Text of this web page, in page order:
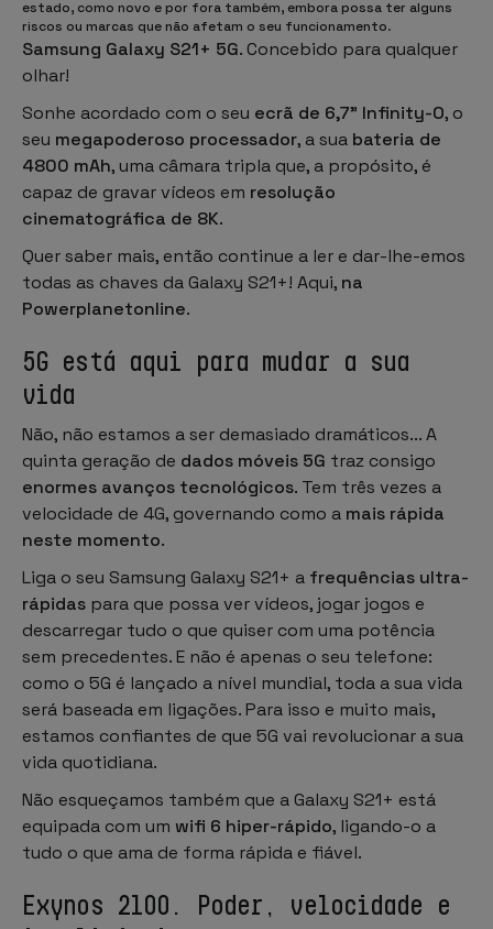
estado, como novo e por fora também, embora possa ter alguns
riscos ou marcas que não afetam o seu funcionamento.
Samsung Galaxy S21+ 5G. Concebido para qualquer
olhar!
Sonhe acordado com o seu ecrã de 6,7" Infinity-O, o
seu megapoderoso processador, a sua bateria de
4800 mAh, uma câmara tripla que, a propósito, é
capaz de gravar vídeos em resolução
cinematográfica de 8K.
Quer saber mais, então continue a ler e dar-lhe-emos
todas as chaves da Galaxy S21+! Aqui, na
Powerplanetonline.
5G está aqui para mudar a sua
vida
Não, não estamos a ser demasiado dramáticos... A
quinta geração de dados móveis 5G traz consigo
enormes avanços tecnológicos. Tem três vezes a
velocidade de 4G, governando como a mais rápida
neste momento.
Liga o seu Samsung Galaxy S21+ a frequências ultra-
rápidas para que possa ver vídeos, jogar jogos e
descarregar tudo o que quiser com uma potência
sem precedentes. E não é apenas o seu telefone:
como o 5G é lançado a nível mundial, toda a sua vida
será baseada em ligações. Para isso e muito mais,
estamos confiantes de que 5G vai revolucionar a sua
vida quotidiana.
Não esqueçamos também que a Galaxy S21+ está
equipada com um wifi 6 hiper-rápido, ligando-o a
tudo o que ama de forma rápida e fiável.
Exynos 2100. Poder, velocidade e